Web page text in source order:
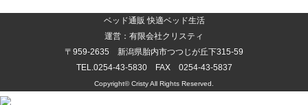
ベッド通販 快適ベッド生活
運営：有限会社クリスティ
〒959-2635 新潟県胎内市つつじが丘下315-59
TEL.0254-43-5830 FAX 0254-43-5837
Copyright©CristyAll Rights Reserved.